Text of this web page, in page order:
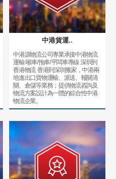
中港貨運..
中港源物流公司專業承接中港物流
運輸 噸車/拖車/平闆車專線 深圳到
香港物流 香港到深圳搬家，中港兩
地進出口貨物運輸、派送、報關清
關、倉儲等業務；提供物流咨詢及
物流方案設計為一體的綜合性中港
物流企業。